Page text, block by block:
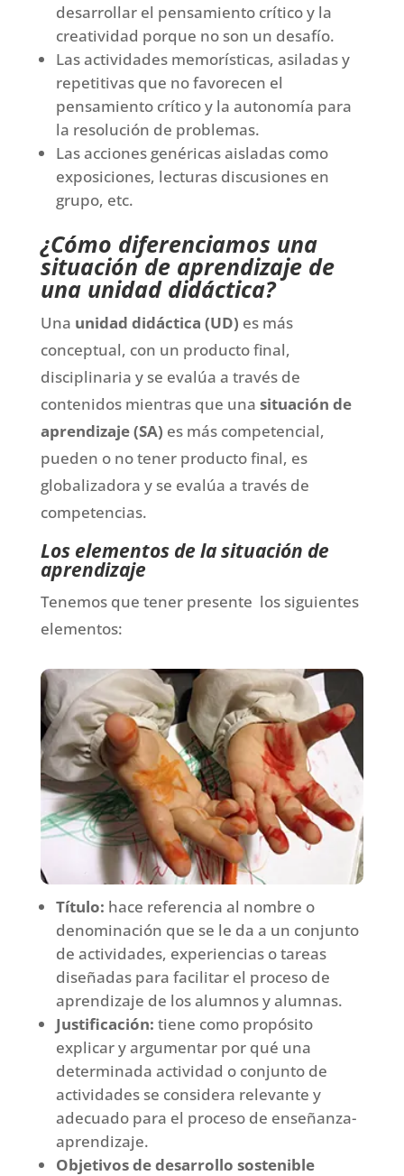
desarrollar el pensamiento crítico y la
creatividad porque no son un desafío.
Las actividades memorísticas, asiladas y
repetitivas que no favorecen el
pensamiento crítico y la autonomía para
la resolución de problemas.
Las acciones genéricas aisladas como
exposiciones, lecturas discusiones en
grupo, etc.
¿Cómo diferenciamos una
situación de aprendizaje de
una unidad didáctica?
Una unidad didáctica (UD) es más
conceptual, con un producto final,
disciplinaria y se evalúa a través de
contenidos mientras que una situación de
aprendizaje (SA) es más competencial,
pueden o no tener producto final, es
globalizadora y se evalúa a través de
competencias.
Los elementos de la situación de
aprendizaje
Tenemos que tener presente los siguientes
elementos:
Título: hace referencia al nombre o
denominación que se le da a un conjunto
de actividades, experiencias o tareas
diseñadas para facilitar el proceso de
aprendizaje de los alumnos y alumnas.
Justificación: tiene como propósito
explicar y argumentar por qué una
determinada actividad o conjunto de
actividades se considera relevante y
adecuado para el proceso de enseñanza-
aprendizaje.
Objetivos de desarrollo sostenible